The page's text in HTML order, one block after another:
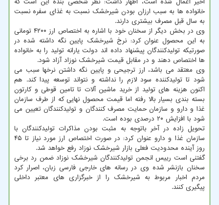
خانواده ها به سبب ارزان بودن شیرخشک نسبت به غذای سفره نسبت
به سال قبل مصرف بیشتری دارند.
وی در بخش دیگر از سخنان خود با اشاره به اختصاص ارز ۴۲۰۰ تومانی
به این محصول عنوان کرد: نرخ شیرخشک پایین نگه داشته شده در
صورتیکه تولیدکنندگان پیشنهاد داده اند دولت یارانه تولید را به خانواده
ها اختصاص دهند و در مقابل قیمت شیرخشک نوزاد آزاد شود.
وی معتقد می باشد، ارز ترجیحی و پایین نگه داشتن نرخها سبب می
شود تا تولیدکننده سود لازم را نداشته و نتواند توسعه پیدا کند. هم
اکنون هزینه های تولید از خرید ماشین آلات تا تامین قوطی و کارتون
بسته بندی بسیار بالا رفته اما قیمت محصول نهایی که از طرف سازمان
غذا و دارو و سازمان حمایت مصرف کنندگان و تولیدکنندگان تعیین می
شود با افزایش ۲۰ درصدی بوده است.
تحویل زاده در آخر باتوجه به مثبت بودن مذاکرات تولیدکنندگان با
سازمان غذا و دارو عنوان کرد: در صورت اختصاص ارز مورد نیاز تا ۴۵
روز آینده محدودیت فعلی بازار شیرخشک نوزاد رفع خواهد شد.
گفتنی است رییس انجمن تولیدکنندگان شیرخشک نوزاد ضمن رد برخی
سخنان بازنشر شده وی در رسانه های خارجی فارسی زبان، اصرار کرد
مردم اخبار مربوط به شیرخشک را از خبرگزاری های معتبر داخلی
پیگیری کنند.